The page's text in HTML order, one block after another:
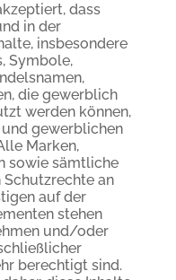
dass
in der
insbesondere
Symbole,
die gewerblich
werden können,
gewerblichen
Marken,
sowie sämtliche
an
auf der
stehen
und/oder
berechtigt sind.